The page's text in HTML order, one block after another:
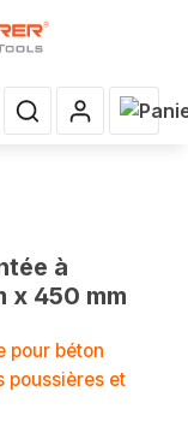
Le
à
x 450 mm
pour béton
poussières et